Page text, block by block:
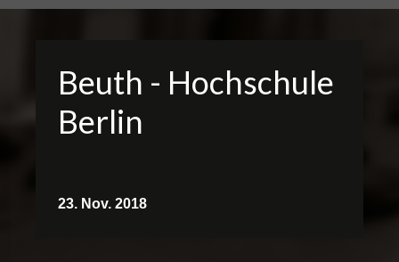
Beuth - Hochschule
Berlin
23. Nov. 2018